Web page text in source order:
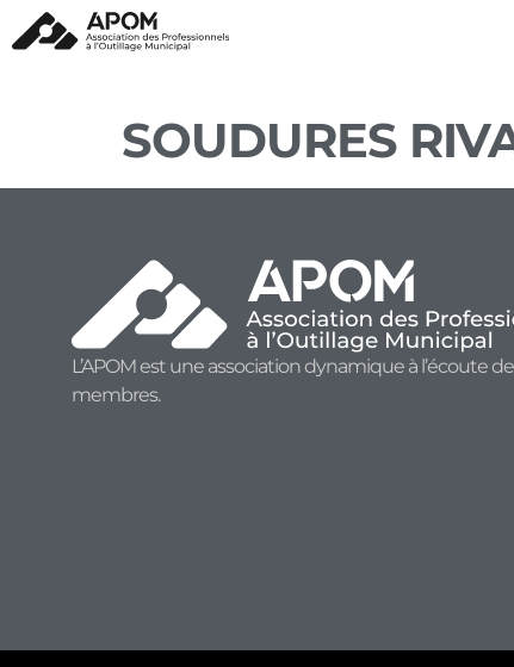
SOUDURES
L’APOM est une association dynamique à l’écoute
membres.